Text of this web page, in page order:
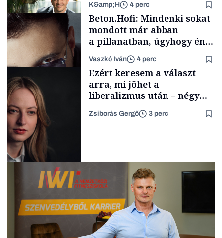
A magazin
TÁMOGATÓI
K&amp;H 4 perc
Forbes-sztori
Beton.Hofi: Mindenki sokat
mondott már abban
a pillanatban, úgyhogy én
gondolataimat akartam
kimondani
Vaszkó Iván 4 perc
Ezért keresem a választ
arra, mi jöhet a
liberalizmus után – négy
lehetséges
Zsiborás Gergő 3 perc